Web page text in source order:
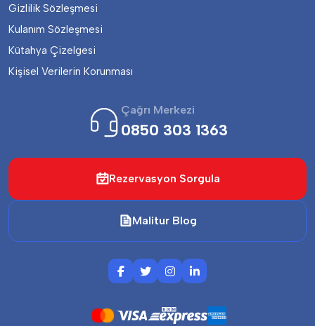
Gizlilik Sözleşmesi
Kulanım Sözleşmesi
Kütahya Çizelgesi
Kişisel Verilerin Korunması
Çağrı Merkezi
0850 303 1363
Rezervasyon Sorgula
Malitur Blog